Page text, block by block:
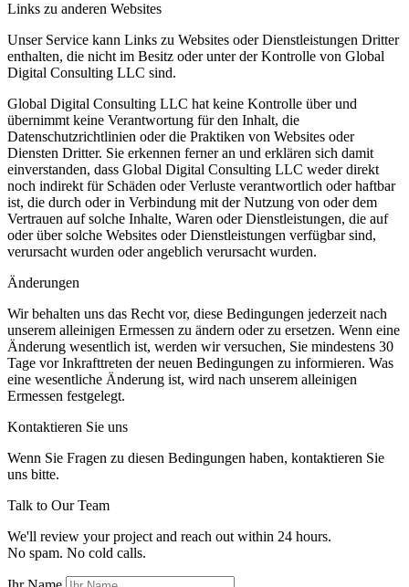
Links zu anderen Websites
Unser Service kann Links zu Websites oder Dienstleistungen Dritter
enthalten, die nicht im Besitz oder unter der Kontrolle von Global
Digital Consulting LLC sind.
Global Digital Consulting LLC hat keine Kontrolle über und
übernimmt keine Verantwortung für den Inhalt, die
Datenschutzrichtlinien oder die Praktiken von Websites oder
Diensten Dritter. Sie erkennen ferner an und erklären sich damit
einverstanden, dass Global Digital Consulting LLC weder direkt
noch indirekt für Schäden oder Verluste verantwortlich oder haftbar
ist, die durch oder in Verbindung mit der Nutzung von oder dem
Vertrauen auf solche Inhalte, Waren oder Dienstleistungen, die auf
oder über solche Websites oder Dienstleistungen verfügbar sind,
verursacht wurden oder angeblich verursacht wurden.
Änderungen
Wir behalten uns das Recht vor, diese Bedingungen jederzeit nach
unserem alleinigen Ermessen zu ändern oder zu ersetzen. Wenn eine
Änderung wesentlich ist, werden wir versuchen, Sie mindestens 30
Tage vor Inkrafttreten der neuen Bedingungen zu informieren. Was
eine wesentliche Änderung ist, wird nach unserem alleinigen
Ermessen festgelegt.
Kontaktieren Sie uns
Wenn Sie Fragen zu diesen Bedingungen haben, kontaktieren Sie
uns bitte.
Talk to Our Team
We'll review your project and reach out within 24 hours.
No spam. No cold calls.